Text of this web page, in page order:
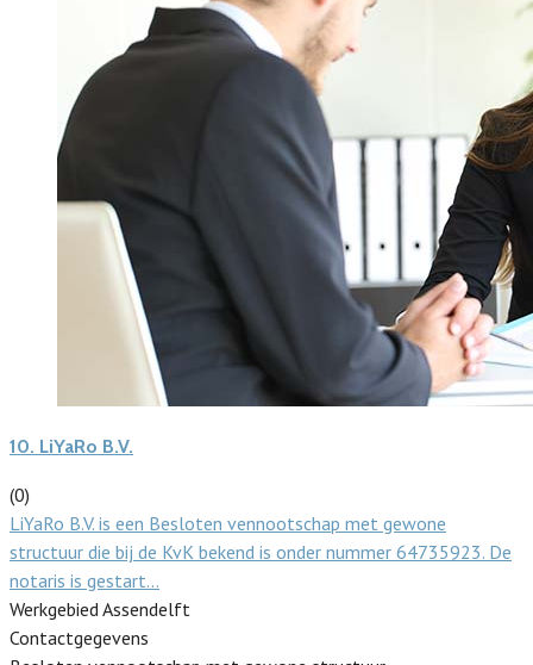
10. LiYaRo B.V.
(0)
LiYaRo B.V. is een Besloten vennootschap met gewone
structuur die bij de KvK bekend is onder nummer 64735923. De
notaris is gestart…
Werkgebied Assendelft
Contactgegevens